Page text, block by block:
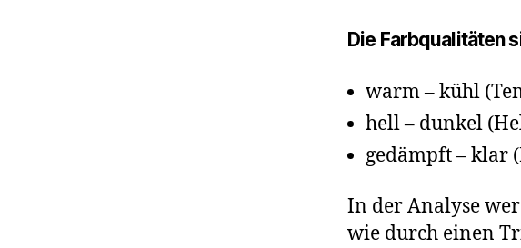
Die Farbqualitäten
warm – kühl
hell – dunkel
gedämpft – klar
In der Analyse
wie durch einen